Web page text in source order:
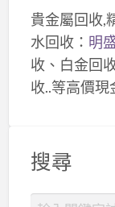
貴金屬回收,
水回收： 明
收、白金回
收..等高價現
搜尋